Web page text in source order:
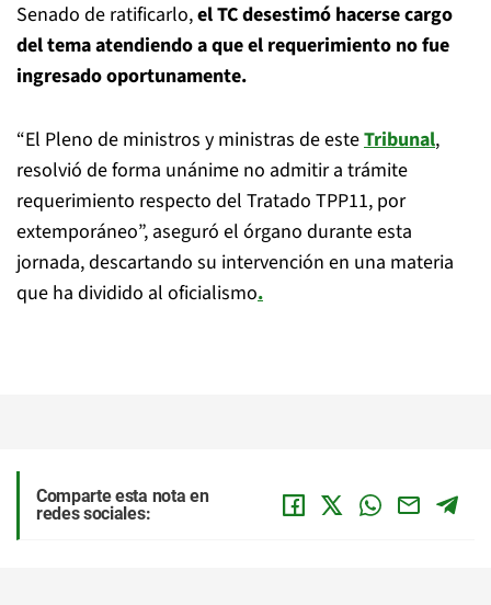
Senado de ratificarlo,el TC desestimó hacerse cargo
del tema atendiendo a que el requerimiento no fue
ingresado oportunamente.
“El Pleno de ministros y ministras de esteTribunal,
resolvió de forma unánime no admitir a trámite
requerimiento respecto del Tratado TPP11, por
extemporáneo”, aseguró el órgano durante esta
jornada, descartando su intervención en una materia
que ha dividido al oficialismo.
Comparte esta nota en
redes sociales: